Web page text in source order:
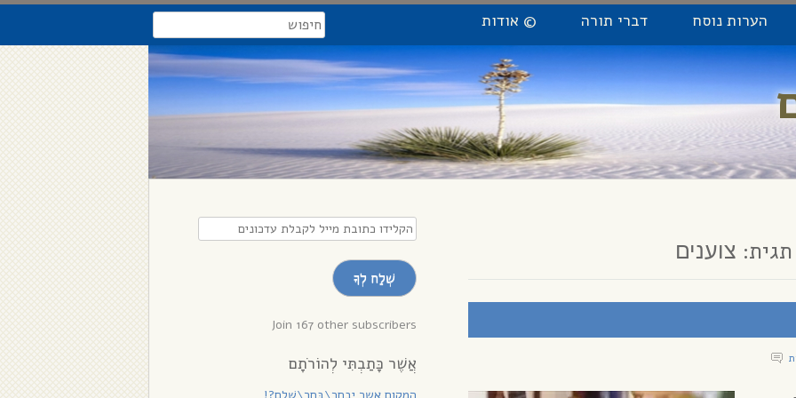
הערות נוסח דברי תורה © אודות search
תגית: צוענים
הקלידו
כתובת
מייל
לקבלת
עדכונים
שְׁלַח לְךָ
Join 167 other subscribers
אֲשֶׁר כָּתַבְתִּי לְהוֹרֹתָם